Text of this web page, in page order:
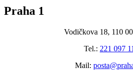
Praha 1
Vodičkova 18, 110 00
Tel.: 221 097
Mail: